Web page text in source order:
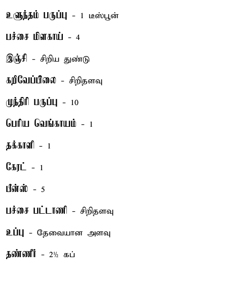
உளுந்தம் பருப்பு - 1 டீஸ்பூன்
பச்சை மிளகாய் - 4
இஞ்சி - சிறிய துண்டு
கறிவேப்பிலை - சிறிதளவு
முந்திரி பருப்பு - 10
பெரிய வெங்காயம் - 1
தக்காளி - 1
கேரட் - 1
பீன்ஸ் - 5
பச்சை பட்டாணி - சிறிதளவு
உப்பு - தேவையான அளவு
தண்ணீர் - 2½ கப்